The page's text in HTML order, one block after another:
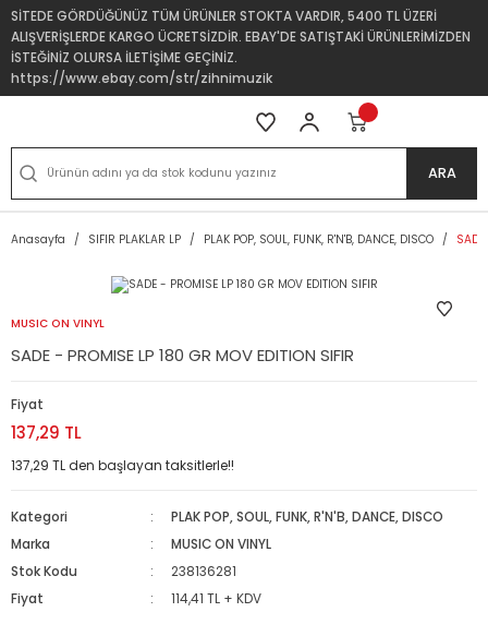
SİTEDE GÖRDÜĞÜNÜZ TÜM ÜRÜNLER STOKTA VARDIR, 5400 TL ÜZERİ
ALIŞVERİŞLERDE KARGO ÜCRETSİZDİR. EBAY'DE SATIŞTAKİ ÜRÜNLERİMİZDEN
İSTEĞİNİZ OLURSA İLETİŞİME GEÇİNİZ.
https://www.ebay.com/str/zihnimuzik
ARA
Anasayfa SIFIR PLAKLAR LP PLAK POP, SOUL, FUNK, R'N'B, DANCE, DISCO
MUSIC ON VINYL
SADE - PROMISE LP 180 GR MOV EDITION SIFIR
Fiyat
137,29 TL
137,29 TL den başlayan taksitlerle!!
Kategori
PLAK POP, SOUL, FUNK, R'N'B, DANCE, DISCO
Marka
MUSIC ON VINYL
Stok Kodu
238136281
Fiyat
114,41 TL + KDV